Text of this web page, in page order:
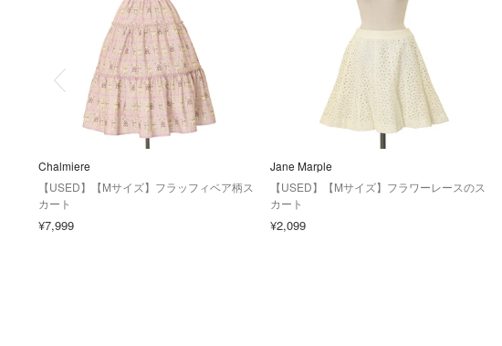
Chalmiere
【USED】【Mサイズ】フラッフィベア柄ス
カート
¥7,999
Jane Marple
【USED】【Mサイズ】フラワーレースのス
カート
¥2,099